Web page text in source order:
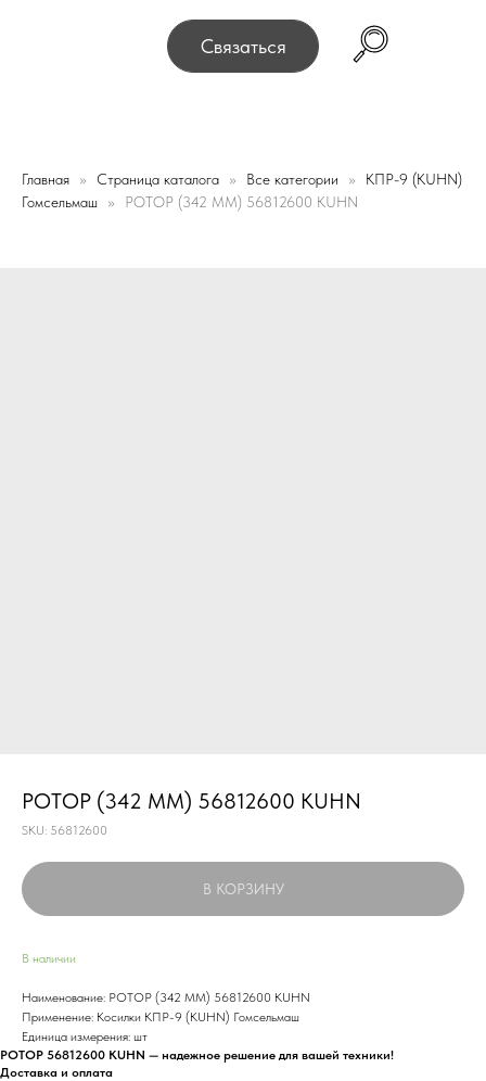
Связаться
Офис и склад теперь по адресу 220075, г.
Главная Страница каталога Все категории
КПР-9 (KUHN)
Гомсельмаш
РОТОР (342 ММ) 56812600 KUHN
РОТОР (342 ММ) 56812600 KUHN
SKU: 56812600
В КОРЗИНУ
В наличии
Наименование: РОТОР (342 ММ) 56812600 KUHN
Применение: Косилки КПР-9 (KUHN) Гомсельмаш
Единица измерения: шт
РОТОР 56812600 KUHN — надежное решение для вашей техники!
Доставка и оплата